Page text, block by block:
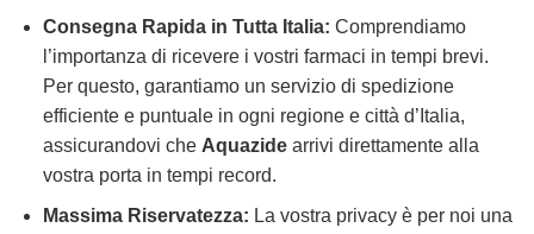
Consegna Rapida in Tutta Italia: Comprendiamo
l’importanza di ricevere i vostri farmaci in tempi brevi.
Per questo, garantiamo un servizio di spedizione
efficiente e puntuale in ogni regione e città d’Italia,
assicurandovi che Aquazidearrivi direttamente alla
vostra porta in tempi record.
Massima Riservatezza: La vostra privacy è per noi una